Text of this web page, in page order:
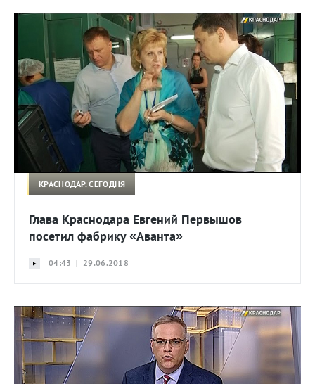
КРАСНОДАР. СЕГОДНЯ
Глава Краснодара Евгений Первышов
посетил фабрику «Аванта»
04:43 | 29.06.2018